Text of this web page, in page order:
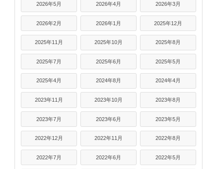
2026年5月 2026年4月 2026年3月
2026年2月 2026年1月 2025年12月
2025年11月 2025年10月 2025年8月
2025年7月 2025年6月 2025年5月
2025年4月 2024年8月 2024年4月
2023年11月 2023年10月 2023年8月
2023年7月 2023年6月 2023年5月
2022年12月 2022年11月 2022年8月
2022年7月 2022年6月 2022年5月